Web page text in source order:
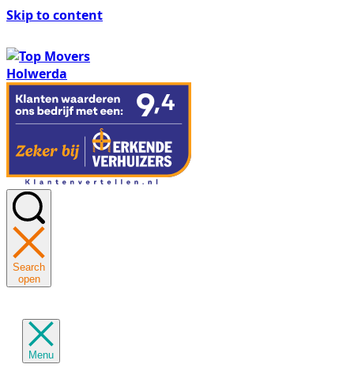
Skip to content
Search
open